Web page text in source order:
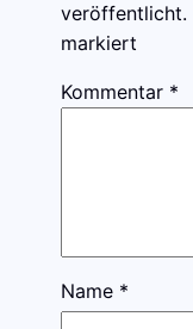
veröffentlicht.
markiert
Kommentar *
Name *